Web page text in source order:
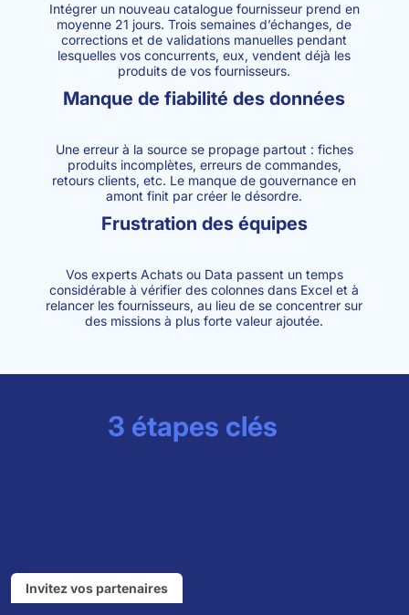
Intégrer un nouveau catalogue fournisseur prend en
moyenne 21 jours. Trois semaines d’échanges, de
corrections et de validations manuelles pendant
lesquelles vos concurrents, eux, vendent déjà les
produits de vos fournisseurs.
Manque de fiabilité des données
Une erreur à la source se propage partout : fiches
produits incomplètes, erreurs de commandes,
retours clients, etc. Le manque de gouvernance en
amont finit par créer le désordre.
Frustration des équipes
Vos experts Achats ou Data passent un temps
considérable à vérifier des colonnes dans Excel et à
relancer les fournisseurs, au lieu de se concentrer sur
des missions à plus forte valeur ajoutée.
3 étapes clés
Invitez vos partenaires